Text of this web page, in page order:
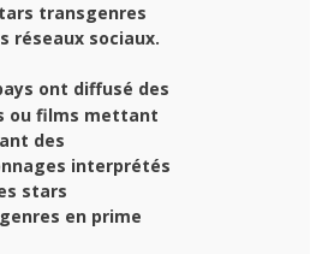
transgenres
réseaux sociaux.
ont diffusé des
ou films mettant
des
interprétés
stars
en prime